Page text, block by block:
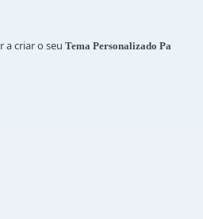
a criar o seu Tema Personalizado Pa